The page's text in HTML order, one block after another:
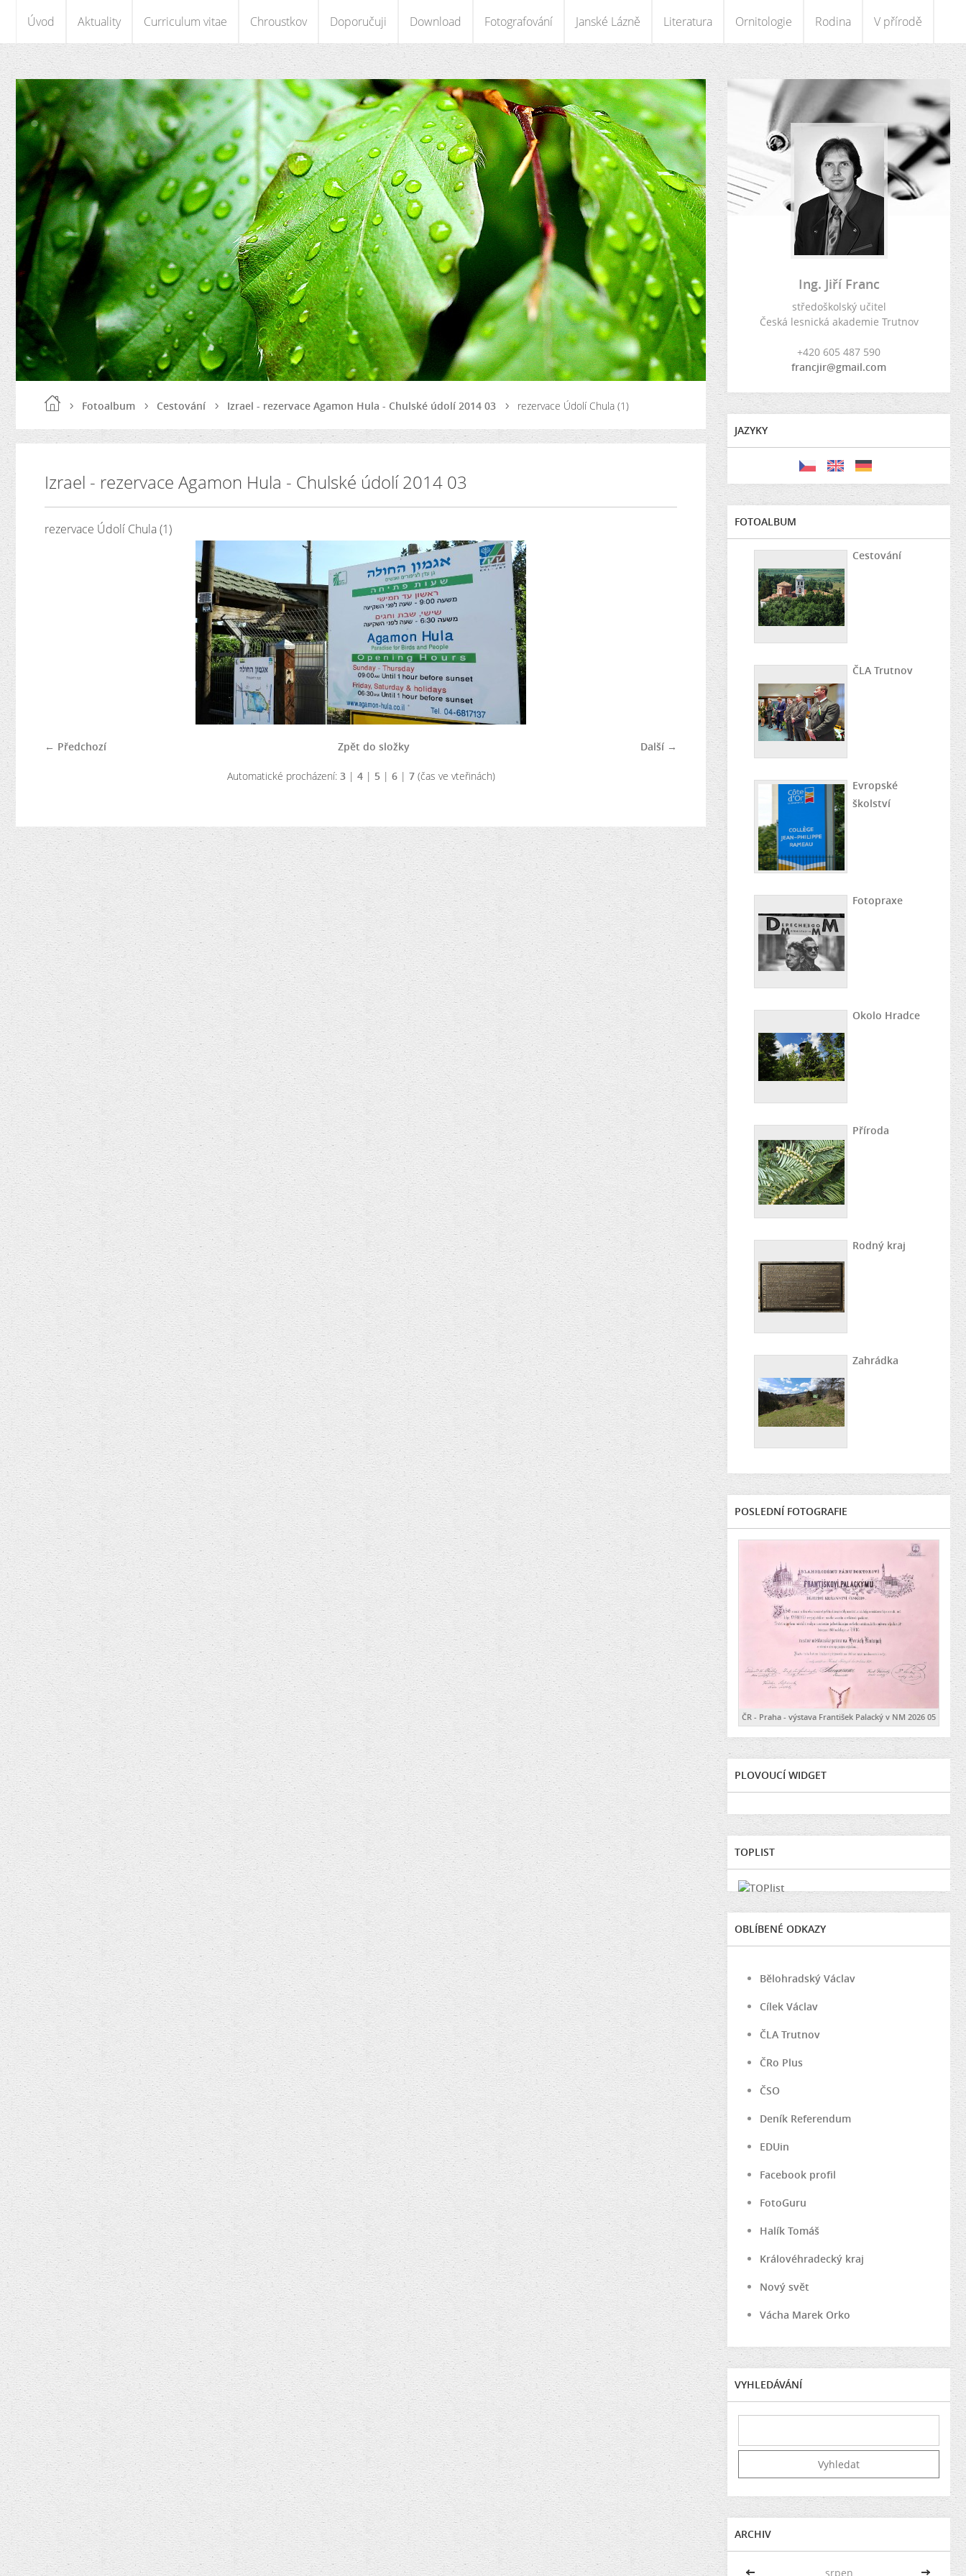
Úvod Aktuality Curriculum vitae Chroustkov Doporučuji Download Fotografování Janské Lázně Literatura Ornitologie Rodina V přírodě
Fotoalbum Cestování Izrael - rezervace Agamon Hula - Chulské údolí 2014 03 rezervace Údolí Chula (1)
Izrael - rezervace Agamon Hula - Chulské údolí 2014 03
rezervace Údolí Chula (1)
← Předchozí Další →
Zpět do složky
Automatické procházení: 3| 4| 5| 6| 7(čas ve vteřinách)
Ing. Jiří Franc
středoškolský učitel
Česká lesnická akademie Trutnov
+420 605 487 590
francjir@gmail.com
JAZYKY
FOTOALBUM
Cestování
ČLA Trutnov
Evropské
školství
Fotopraxe
Okolo Hradce
Příroda
Rodný kraj
Zahrádka
POSLEDNÍ FOTOGRAFIE
ČR - Praha - výstava František Palacký v NM 2026 05
PLOVOUCÍ WIDGET
TOPLIST
OBLÍBENÉ ODKAZY
Bělohradský Václav
Cílek Václav
ČLA Trutnov
ČRo Plus
ČSO
Deník Referendum
EDUin
Facebook profil
FotoGuru
Halík Tomáš
Královéhradecký kraj
Nový svět
Vácha Marek Orko
VYHLEDÁVÁNÍ
ARCHIV
<< srpen >>